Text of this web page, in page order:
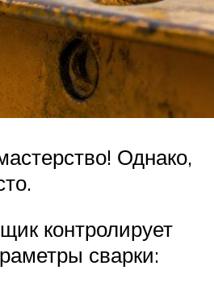
Однако,
контролирует
сварки: